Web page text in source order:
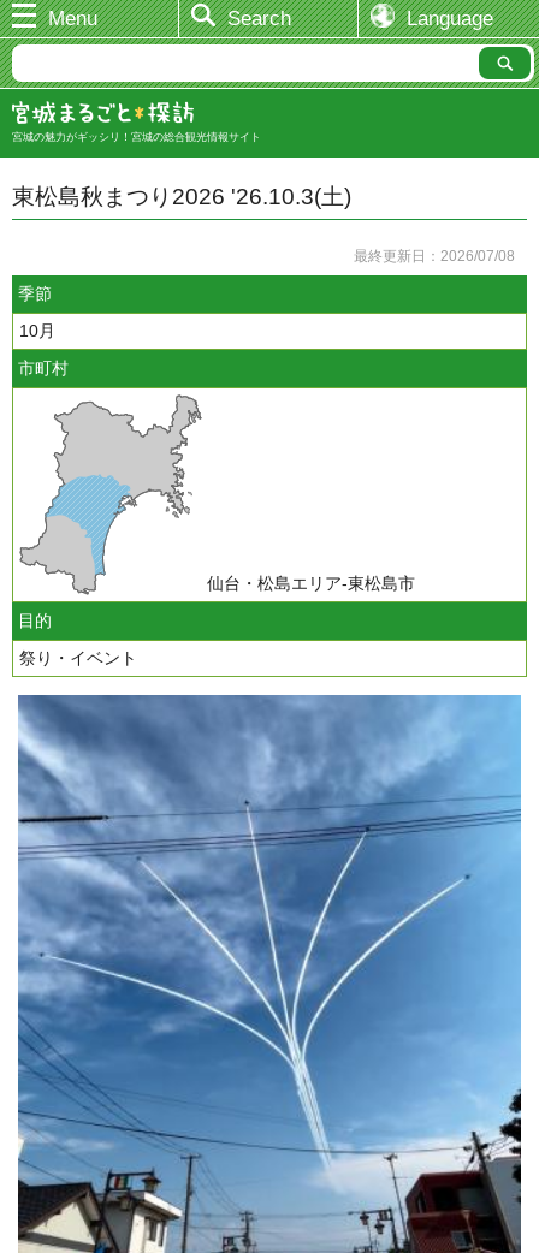
Menu Search Language
宮城の魅力がギッシリ！宮城の総合観光情報サイト
東松島秋まつり2026 '26.10.3(土)
最終更新日：2026/07/08
季節
10月
市町村
仙台・松島エリア-東松島市
目的
祭り・イベント